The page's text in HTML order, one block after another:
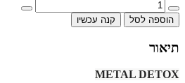
הוספה לסל קנה עכשיו
תיאור
METAL DETOX